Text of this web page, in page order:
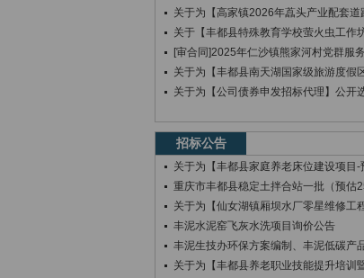
关于为【高家镇2026年藠头产业配套道
关于【丰都县特殊教育学校萤火虫工作
[审合同]2025年仁沙镇熊家河村党群服务
关于为【丰都县南天湖国家级旅游度假
关于为【公司债券申发招标代理】公开
招标公告
关于为【丰都县家庭养老床位建设项目-
重庆市丰都县稳定土拌合站一批（预估
关于为【仙女湖镇厢坝水厂零星维修工
丰泥水泥窑飞灰水洗项目询价公告
丰泥生技办环保方案编制、丰泥低碳产
关于为【丰都县养老职业技能提升培训